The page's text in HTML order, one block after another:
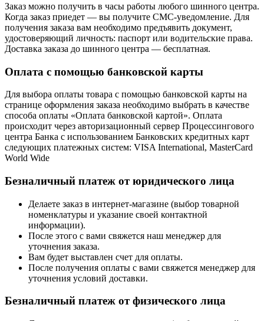
Заказ можно получить в часы работы любого шинного центра.
Когда заказ приедет — вы получите СМС-уведомление. Для
получения заказа вам необходимо предъявить документ,
удостоверяющий личность: паспорт или водительские права.
Доставка заказа до шинного центра — бесплатная.
Оплата с помощью банковской карты
Для выбора оплаты товара с помощью банковской карты на
странице оформления заказа необходимо выбрать в качестве
способа оплаты «Оплата банковской картой». Оплата
происходит через авторизационный сервер Процессингового
центра Банка с использованием Банковских кредитных карт
следующих платежных систем: VISA International, MasterCard
World Wide
Безналичный платеж от юридического лица
Делаете заказ в интернет-магазине (выбор товарной
номенклатуры и указание своей контактной
информации).
После этого с вами свяжется наш менеджер для
уточнения заказа.
Вам будет выставлен счет для оплаты.
После получения оплаты с вами свяжется менеджер для
уточнения условий доставки.
Безналичный платеж от физического лица